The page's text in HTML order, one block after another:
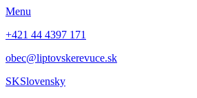
Menu
+421 44 4397 171
obec@liptovskerevuce.sk
SKSlovensky